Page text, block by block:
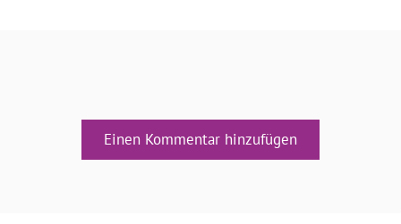
Einen Kommentar hinzufügen